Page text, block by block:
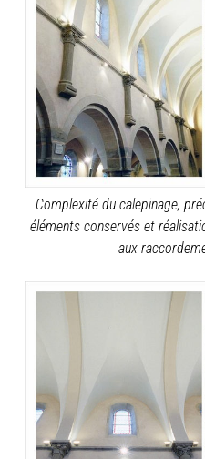
Complexité du calepinage,
éléments conservés et
aux